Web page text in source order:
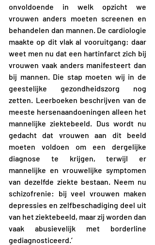
onvoldoende in welk opzicht we
vrouwen anders moeten screenen en
behandelen dan mannen. De cardiologie
maakte op dit vlak al vooruitgang: daar
weet men nu dat een hartinfarct zich bij
vrouwen vaak anders manifesteert dan
bij mannen. Die stap moeten wij in de
geestelijke gezondheidszorg nog
zetten. Leerboeken beschrijven van de
meeste hersenaandoeningen alleen het
mannelijke ziektebeeld. Dus wordt nu
gedacht dat vrouwen aan dit beeld
moeten voldoen om een dergelijke
diagnose te krijgen, terwijl er
mannelijke en vrouwelijke symptomen
van dezelfde ziekte bestaan. Neem nu
schizofrenie: bij veel vrouwen maken
depressies en zelfbeschadiging deel uit
van het ziektebeeld, maar zij worden dan
vaak abusievelijk met borderline
gediagnosticeerd.’